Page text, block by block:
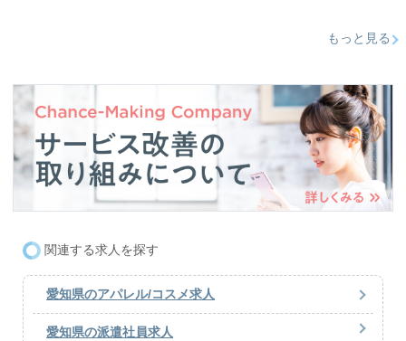
もっと見る
関連する求人を探す
愛知県のアパレル/コスメ求人
愛知県の派遣社員求人